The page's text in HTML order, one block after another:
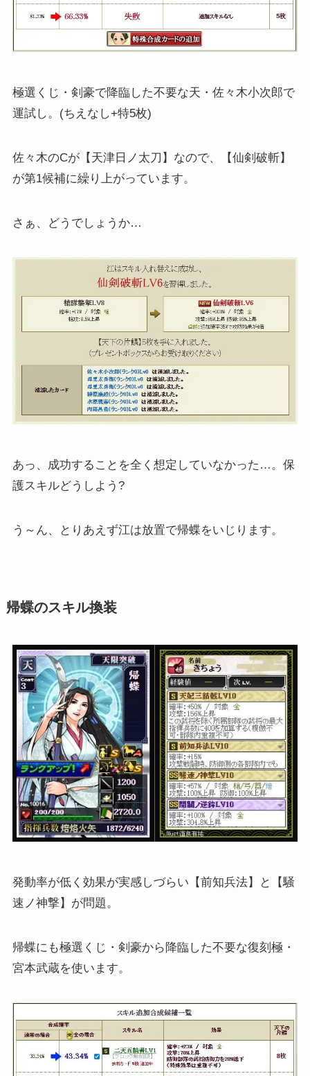
極選くじ・剣豪で降臨した不要な天・佐々木小次郎で
運試し。(ちえなし+特5枚)
佐々木のCが【天津日ノ太刀】なので、【仙剣破斬】
が第1候補に繰り上がっています。
さぁ、どうでしょうか…
あっ、成功することを全く想定していなかった…。保
護スキルどうしよう?
う～ん、とりあえず江は放置で帰蝶をいじります。
帰蝶のスキル換装
発動率が低く効果が実感しづらい【前知兵法】と【騒
速ノ神撃】が問題。
帰蝶にも極選くじ・剣豪から降臨した不要な復刻極・
宮本武蔵を使います。